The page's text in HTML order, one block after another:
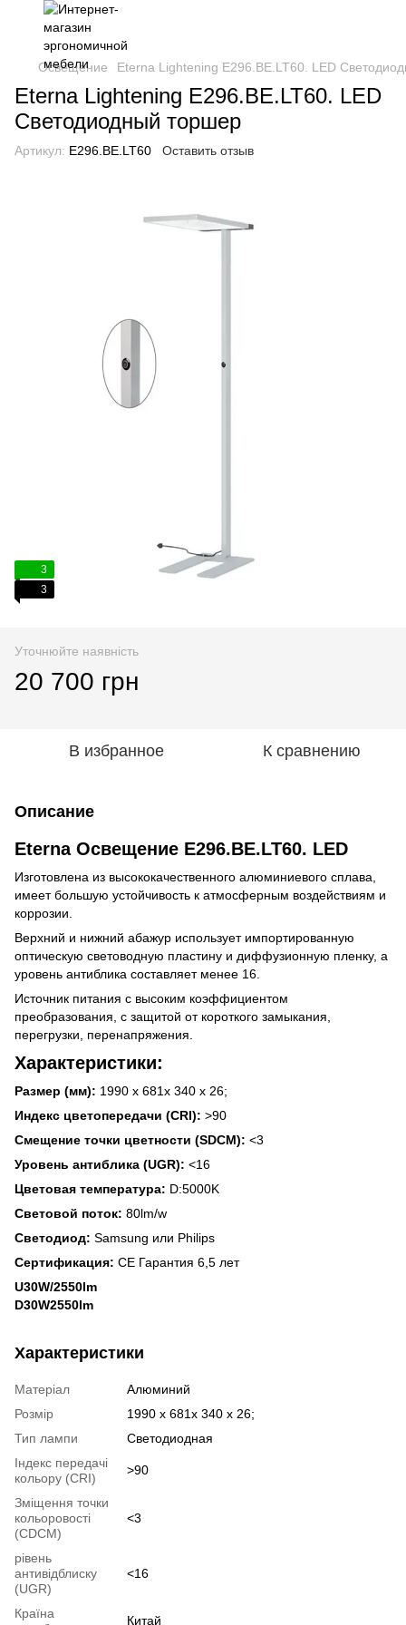
Освещение Eterna Lightening E296.BE.LT60. LED
Eterna Lightening E296.BE.LT60. LED
Светодиодный торшер
Артикул: E296.BE.LT60 Оставить отзыв
3
3
Уточнюйте наявність
20 700 грн
В избранное К сравнению
Описание
Eterna Освещение E296.BE.LT60. LED
Изготовлена из высококачественного алюминиевого сплава,
имеет большую устойчивость к атмосферным воздействиям и
коррозии.
Верхний и нижний абажур использует импортированную
оптическую световодную пластину и диффузионную пленку, а
уровень антиблика составляет менее 16.
Источник питания с высоким коэффициентом
преобразования, с защитой от короткого замыкания,
перегрузки, перенапряжения.
Характеристики:
Размер (мм): 1990 х 681х 340 х 26;
Индекс цветопередачи (CRI): >90
Смещение точки цветности (SDCM): <3
Уровень антиблика (UGR): <16
Цветовая температура: D:5000K
Световой поток: 80lm/w
Светодиод: Samsung или Philips
Сертификация: CE Гарантия 6,5 лет
U30W/2550lm
D30W2550lm
Характеристики
Матеріал
Алюминий
Розмір
1990 х 681х 340 х 26;
Тип лампи
Светодиодная
Індекс передачі
кольору (CRI)
>90
Зміщення точки
кольоровості
(CDCM)
<3
рівень
антивідблиску
(UGR)
<16
Країна
Китай